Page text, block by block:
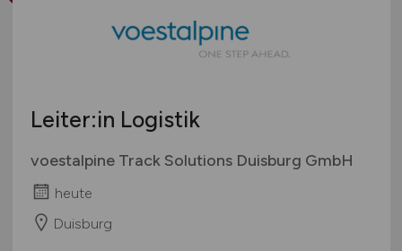
Leiter:in Logistik
voestalpine Track Solutions Duisburg GmbH
heute
Duisburg